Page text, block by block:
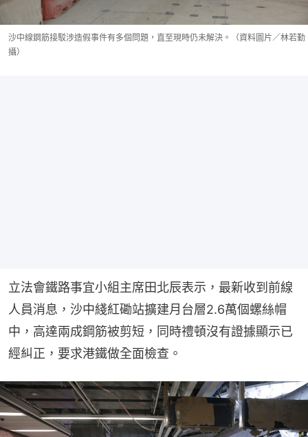
沙中線鋼筋接駁涉造假事件有多個問題，直至現時仍未解決。（資料圖片／林若勤
攝）
立法會鐵路事宜小組主席田北辰表示，最新收到前線
人員消息，沙中綫紅磡站擴建月台層2.6萬個螺絲帽
中，高達兩成鋼筋被剪短，同時禮頓沒有證據顯示已
經糾正，要求港鐵做全面檢查。